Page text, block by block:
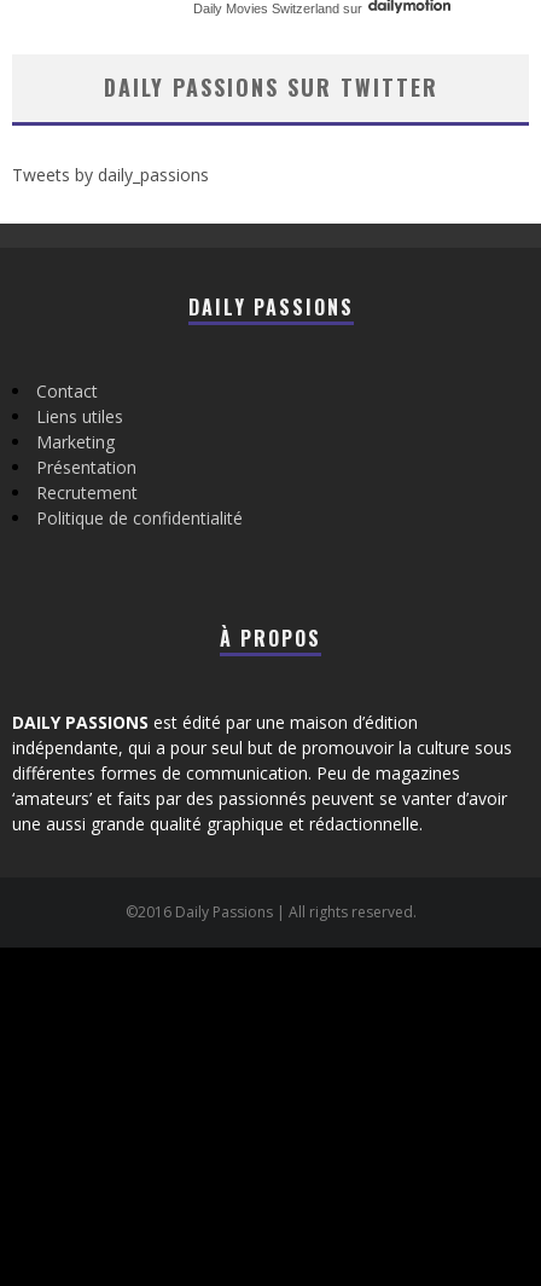
Daily Movies Switzerland sur
DAILY PASSIONS SUR TWITTER
Tweets by daily_passions
DAILY PASSIONS
Contact
Liens utiles
Marketing
Présentation
Recrutement
Politique de confidentialité
À PROPOS
DAILY PASSIONS est édité par une maison d’édition
indépendante, qui a pour seul but de promouvoir la culture sous
différentes formes de communication. Peu de magazines
‘amateurs’ et faits par des passionnés peuvent se vanter d’avoir
une aussi grande qualité graphique et rédactionnelle.
©2016 Daily Passions | All rights reserved.